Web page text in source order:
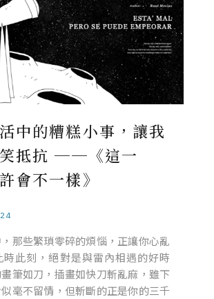
中的糟糕小事，讓我
抵抗 ──《這一
會不一樣》
那些繁瑣零碎的煩惱，正讓你心亂
時此刻，絕對是與雷內相遇的好時
筆如刀，插畫如快刀斬亂麻，雖下
毫不留情，但斬斷的正是你的三千